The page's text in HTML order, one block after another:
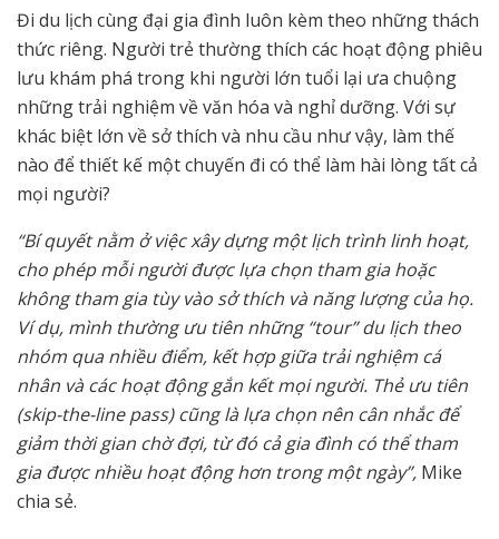
Đi du lịch cùng đại gia đình luôn kèm theo những thách
thức riêng. Người trẻ thường thích các hoạt động phiêu
lưu khám phá trong khi người lớn tuổi lại ưa chuộng
những trải nghiệm về văn hóa và nghỉ dưỡng. Với sự
khác biệt lớn về sở thích và nhu cầu như vậy, làm thế
nào để thiết kế một chuyến đi có thể làm hài lòng tất cả
mọi người?
“Bí quyết nằm ở việc xây dựng một lịch trình linh hoạt,
cho phép mỗi người được lựa chọn tham gia hoặc
không tham gia tùy vào sở thích và năng lượng của họ.
Ví dụ, mình thường ưu tiên những “tour” du lịch theo
nhóm qua nhiều điểm, kết hợp giữa trải nghiệm cá
nhân và các hoạt động gắn kết mọi người. Thẻ ưu tiên
(skip-the-line pass) cũng là lựa chọn nên cân nhắc để
giảm thời gian chờ đợi, từ đó cả gia đình có thể tham
gia được nhiều hoạt động hơn trong một ngày”, Mike
chia sẻ.